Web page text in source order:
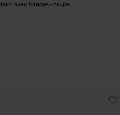
avec franges - taupe